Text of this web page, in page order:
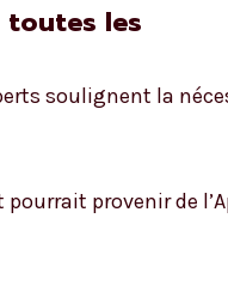
toutes les
soulignent la
provenir de